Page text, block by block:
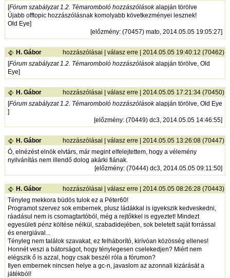
[Fórum szabályzat 1.2. Témaromboló hozzászólásokalapján törölve
Újabb offtopic hozzászólásnak komolyabb következményei lesznek!
Old Eye]
[előzmény: (70457) mato, 2014.05.05 19:05:27]
H. Gábor hozzászólásai |válasz erre | 2014.05.05 19:40:12 (70462)
[Fórum szabályzat 1.2. Témaromboló hozzászólásokalapján törölve, Old
Eye]
H. Gábor hozzászólásai |válasz erre | 2014.05.05 17:21:34 (70450)
[Fórum szabályzat 1.2. Témaromboló hozzászólásokalapján törölve, Old Eye
]
[előzmény: (70449) dc3, 2014.05.05 14:46:55]
H. Gábor hozzászólásai |válasz erre | 2014.05.05 13:26:08 (70447)
Ó, elnézést elnök elvtárs, már megint elfelejtettem, hogy a vélemény
nyilvánítás nem illendő dolog akárki fiának.
[előzmény: (70444) dc3, 2014.05.05 09:11:50]
H. Gábor hozzászólásai |válasz erre | 2014.05.05 08:26:28 (70443)
Tényleg mekkora büdös tulok ez a Péter60!
Programot szervez sok embernek, plusz ládákkal is igyekszik kedveskedni,
ráadásul nem is csomagtartóból, még a rejtőkkel is egyeztet! Mindezt
egyesületi pénz költése nélkül, szabadidejében, sok beletett saját forrással
és energiával...
Tényleg nem találok szavakat, ez felháborító, kirívóan közösség ellenes!
Honnét veszi a bátorságot, hogy ténylegesen cselekedjen? Miért nem
elégszik ő is azzal, hogy csak beszél róla a fórumon?
Ilyen embernek nincsen helye a gc-n, javaslom az azonnali kizárását a
játékból!